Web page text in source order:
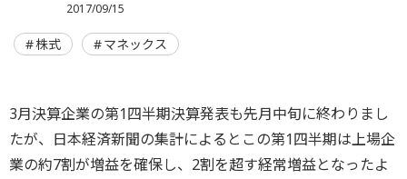
2017/09/15
株式 マネックス
3月決算企業の第1四半期決算発表も先月中旬に終わりまし
たが、日本経済新聞の集計によるとこの第1四半期は上場企
業の約7割が増益を確保し、2割を超す経常増益となったよ